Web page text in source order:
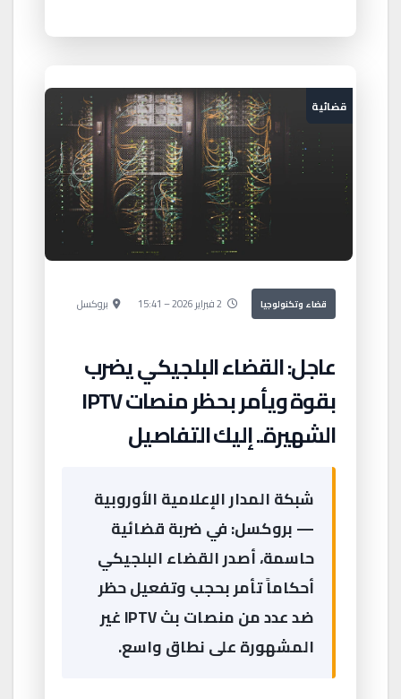
قضائية
قضاء وتكنولوجيا بروكسل
عاجل: القضاء البلجيكي يضرب
بقوة ويأمر بحظر منصات IPTV
الشهيرة.. إليك التفاصيل
شبكة المدار الإعلامية الأوروبية
— بروكسل: في ضربة قضائية
حاسمة، أصدر القضاء البلجيكي
أحكاماً تأمر بحجب وتفعيل حظر
ضد عدد من منصات بث IPTV غير
المشهورة على نطاق واسع.